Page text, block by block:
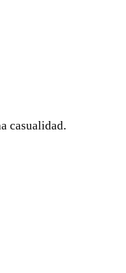
casualidad.